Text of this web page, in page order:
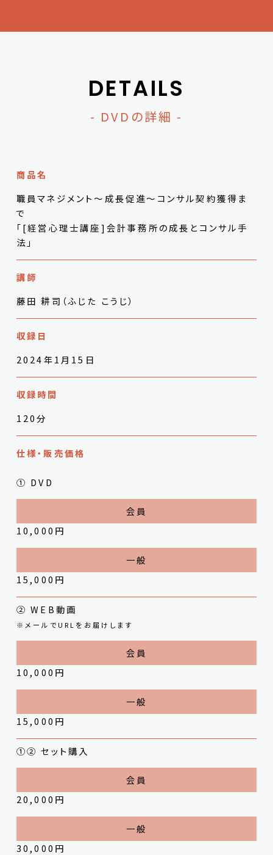
DETAILS
- DVDの詳細 -
商品名
職員マネジメント～成長促進～コンサル契約獲得ま
で
「[経営心理士講座]会計事務所の成長とコンサル手
法」
講師
藤田 耕司（ふじた こうじ）
収録日
2024年1月15日
収録時間
120分
仕様・販売価格
① DVD
10,000円
15,000円
② WEB動画
※メールでURLをお届けします
10,000円
15,000円
①② セット購入
20,000円
30,000円